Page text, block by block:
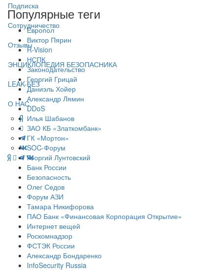
Подписка
Сотрудничество
Отзывы
ЭНЦИКЛОПЕДИЯ БЕЗОПАСНИКА
LEAK-БЕЗ
О НАС
Популярные теги
Европол
Виктор Пярин
R-Vision
НСПК
Законодательство
Георгий Грицай
Даниэль Хойер
Александр Лямин
DDoS
Илья Шабанов
ЗАО КБ «Златкомбанк»
ГК «Мортон»
SOC-Форум
Георгий Лунтовский
Банк России
Безопасность
Олег Седов
Форум АЗИ
Тамара Никифорова
ПАО Банк «Финансовая Корпорация Открытие»
Интернет вещей
Роскомнадзор
ФСТЭК России
Александр Бондаренко
InfoSecurity Russia